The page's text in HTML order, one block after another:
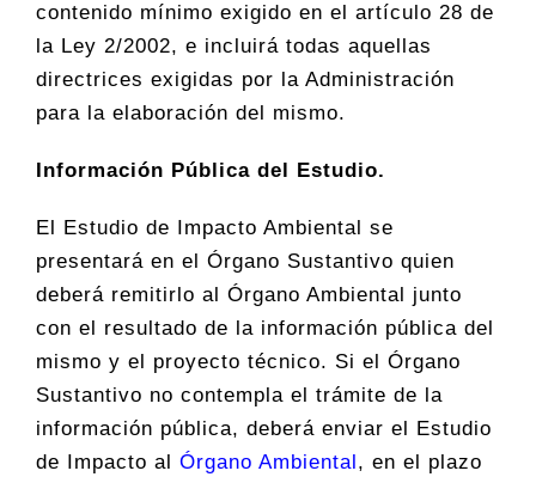
contenido mínimo exigido en el artículo 28 de
la Ley 2/2002, e incluirá todas aquellas
directrices exigidas por la Administración
para la elaboración del mismo.
Información Pública del Estudio.
El Estudio de Impacto Ambiental se
presentará en el Órgano Sustantivo quien
deberá remitirlo al Órgano Ambiental junto
con el resultado de la información pública del
mismo y el proyecto técnico. Si el Órgano
Sustantivo no contempla el trámite de la
información pública, deberá enviar el Estudio
de Impacto al Órgano Ambiental , en el plazo